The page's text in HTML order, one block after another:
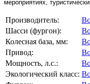
мероприятиях,
Производитель:
Шасси (фургон):
Колесная база, мм:
Привод:
Мощность, л.с.:
Экологический класс: